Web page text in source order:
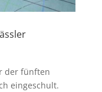
der fünften
eingeschult.